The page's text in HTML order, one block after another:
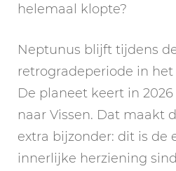
helemaal klopte?
Neptunus blijft tijdens
retrogradeperiode in
De planeet keert in
naar Vissen. Dat maakt
extra bijzonder: dit is de
innerlijke herziening